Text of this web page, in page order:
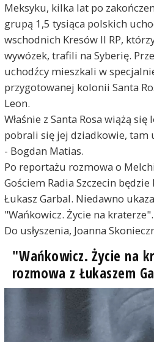
Meksyku, kilka lat po
grupą 1,5 tysiąca polskich
wschodnich Kresów II RP,
wywózek, trafili na Syberię.
uchodźcy mieszkali w
przygotowanej kolonii Santa
Leon.
Właśnie z Santa Rosa wiążą
pobrali się jej dziadkowie, tam
- Bogdan Matias.
Po reportażu rozmowa o
Gościem Radia Szczecin
Łukasz Garbal. Niedawno
"Wańkowicz. Życie na kraterze".
Do usłyszenia, Joanna
"Wańkowicz. Życie na
rozmowa z Łukaszem